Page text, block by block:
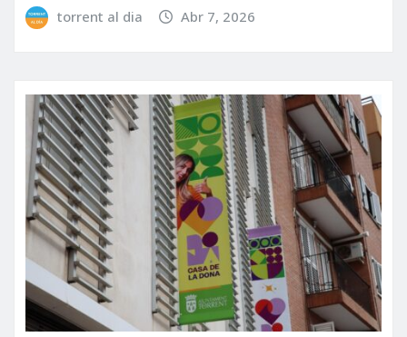
torrent al dia Abr 7, 2026